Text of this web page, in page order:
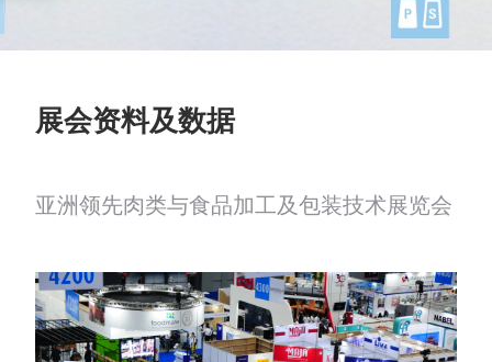
展会资料及数据
亚洲领先肉类与食品加工及包装技术展览会